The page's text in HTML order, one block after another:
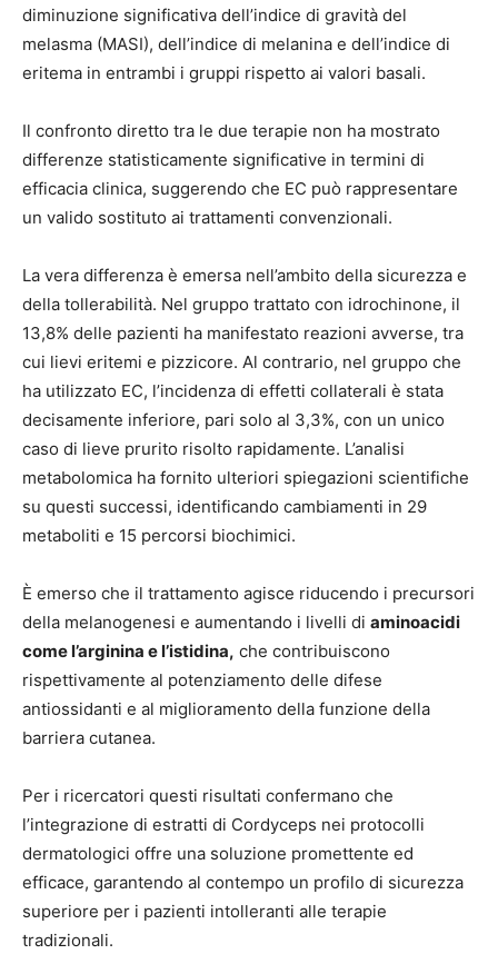
diminuzione significativa dell’indice di gravità del
melasma (MASI), dell’indice di melanina e dell’indice di
eritema in entrambi i gruppi rispetto ai valori basali.
Il confronto diretto tra le due terapie non ha mostrato
differenze statisticamente significative in termini di
efficacia clinica, suggerendo che EC può rappresentare
un valido sostituto ai trattamenti convenzionali.
La vera differenza è emersa nell’ambito della sicurezza e
della tollerabilità. Nel gruppo trattato con idrochinone, il
13,8% delle pazienti ha manifestato reazioni avverse, tra
cui lievi eritemi e pizzicore. Al contrario, nel gruppo che
ha utilizzato EC, l’incidenza di effetti collaterali è stata
decisamente inferiore, pari solo al 3,3%, con un unico
caso di lieve prurito risolto rapidamente. L’analisi
metabolomica ha fornito ulteriori spiegazioni scientifiche
su questi successi, identificando cambiamenti in 29
metaboliti e 15 percorsi biochimici.
È emerso che il trattamento agisce riducendo i precursori
della melanogenesi e aumentando i livelli di aminoacidi
come l’arginina e l’istidina, che contribuiscono
rispettivamente al potenziamento delle difese
antiossidanti e al miglioramento della funzione della
barriera cutanea.
Per i ricercatori questi risultati confermano che
l’integrazione di estratti di Cordyceps nei protocolli
dermatologici offre una soluzione promettente ed
efficace, garantendo al contempo un profilo di sicurezza
superiore per i pazienti intolleranti alle terapie
tradizionali.